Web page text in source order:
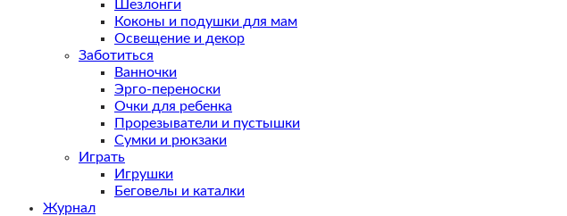
Шезлонги
Коконы и подушки для мам
Освещение и декор
Заботиться
Ванночки
Эрго-переноски
Очки для ребенка
Прорезыватели и пустышки
Сумки и рюкзаки
Играть
Игрушки
Беговелы и каталки
Журнал